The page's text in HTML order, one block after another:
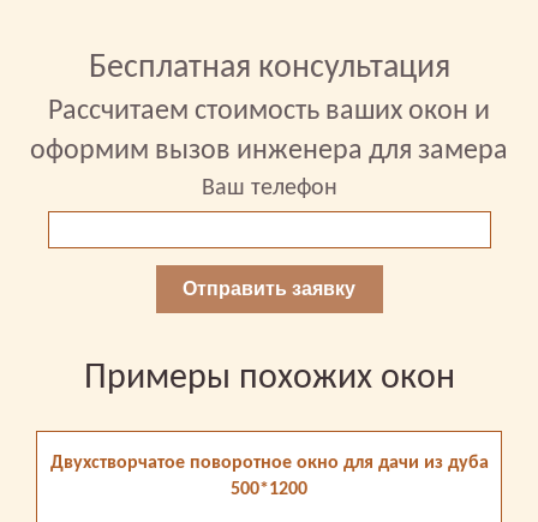
Бесплатная консультация
Рассчитаем стоимость ваших окон и
оформим вызов инженера для замера
Ваш телефон
Отправить заявку
Примеры похожих окон
Двухстворчатое поворотное окно для дачи из дуба
500*1200